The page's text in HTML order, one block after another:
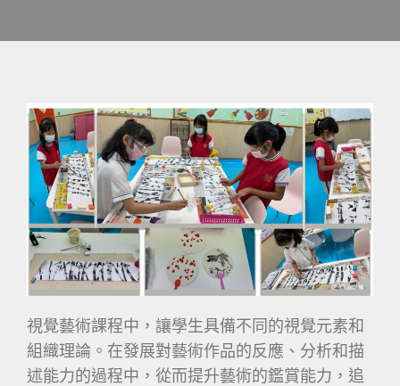
視覺藝術課程中，讓學生具備不同的視覺元素和
組織理論。在發展對藝術作品的反應、分析和描
述能力的過程中，從而提升藝術的鑑賞能力，追